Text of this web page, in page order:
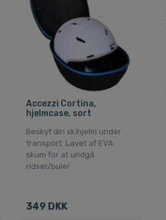
Accezzi Cortina,
hjelmcase, sort
Beskyt din skihjelm under
transport. Lavet af EVA
skum for at undgå
ridser/buler
349 DKK